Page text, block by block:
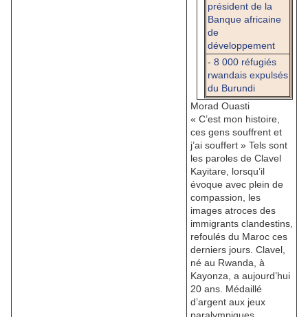
président de la
Banque africaine
de
développement
- 8 000 réfugiés
rwandais expulsés
du Burundi
Morad Ouasti
« C’est mon histoire,
ces gens souffrent et
j’ai souffert » Tels sont
les paroles de Clavel
Kayitare, lorsqu’il
évoque avec plein de
compassion, les
images atroces des
immigrants clandestins,
refoulés du Maroc ces
derniers jours. Clavel,
né au Rwanda, à
Kayonza, a aujourd’hui
20 ans. Médaillé
d’argent aux jeux